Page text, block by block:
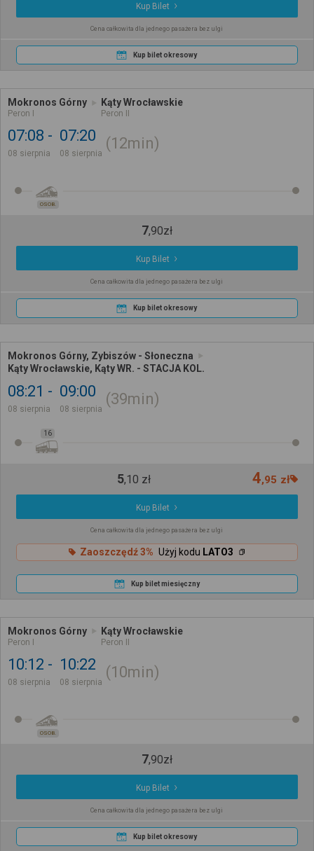
Kup Bilet
Cena całkowita dla jednego pasażera bez ulgi
Kup bilet okresowy
Mokronos Górny
Peron I
Kąty Wrocławskie
Peron II
07:08
08 sierpnia
07:20
08 sierpnia
12min
OSOB.
7,90zł
Kup Bilet
Cena całkowita dla jednego pasażera bez ulgi
Kup bilet okresowy
Mokronos Górny, Zybiszów - Słoneczna
Kąty Wrocławskie, Kąty WR. - STACJA KOL.
08:21
08 sierpnia
09:00
08 sierpnia
39min
16
5,10 zł 4,95 zł
Kup Bilet
Cena całkowita dla jednego pasażera bez ulgi
Zaoszczędź 3% Użyj kodu LATO3
Kup bilet miesięczny
Mokronos Górny
Peron I
Kąty Wrocławskie
Peron II
10:12
08 sierpnia
10:22
08 sierpnia
10min
OSOB.
7,90zł
Kup Bilet
Cena całkowita dla jednego pasażera bez ulgi
Kup bilet okresowy